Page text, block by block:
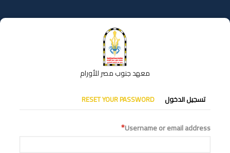
إلى
المحتوى
معهد جنوب مصر للأورام
التبويبات
الأساسية
تسجيل الدخول RESET YOUR PASSWORD
Username or email address